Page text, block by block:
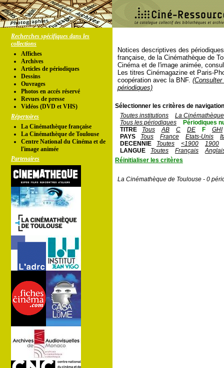
Recherches spécifiques dans les
collections
Affiches
Archives
Articles de périodiques
Dessins
Ouvrages
Photos en accés réservé
Revues de presse
Vidéos (DVD et VHS)
Répertoires
La Cinémathèque française
La Cinémathèque de Toulouse
Centre National du Cinéma et de
l'image animée
Partenaires
Notices descriptives des
française, de la Cinémathèque de
Cinéma et de l'image animée,
Les titres Cinémagazine et Paris-
coopération avec la BNF.
périodiques)
Sélectionner les critères de
Toutes institutions
La
Tous les périodiques
Périodiques
TITRE
Tous AB C DE F
GHI
PAYS
Tous France Etats-Unis
DECENNIE
Toutes <1900
1900
LANGUE
Toutes Français
Réinitialiser les critères
La Cinémathèque de Toulouse - 0